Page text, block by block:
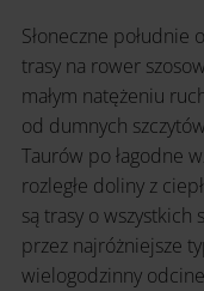
Słoneczne
trasy na rower
małym natężeniu
od dumnych
Taurów po łagodne
rozległe doliny z
są trasy o
przez najróżniejsze
wielogodzinny